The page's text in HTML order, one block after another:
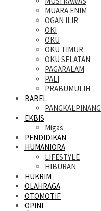
MUARA ENIM
OGAN ILIR
OKI
OKU
OKU TIMUR
OKU SELATAN
PAGARALAM
PALI
PRABUMULIH
BABEL
PANGKALPINANG
EKBIS
Migas
PENDIDIKAN
HUMANIORA
LIFESTYLE
HIBURAN
HUKRIM
OLAHRAGA
OTOMOTIF
OPINI